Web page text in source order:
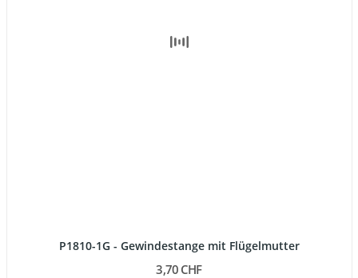
P1810-1G - Gewindestange mit Flügelmutter
3,70 CHF